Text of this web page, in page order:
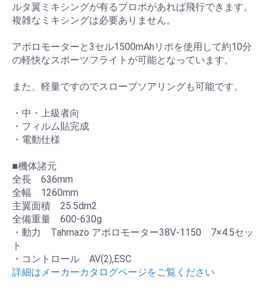
ルタ翼ミキシングが有るプロポがあれば飛行できます。
複雑なミキシングは必要ありません。
アポロモーターと3セル1500mAhリポを使用して約10分
の軽快なスポーツフライトが可能となっています。
また、軽量ですのでスロープソアリングも可能です。
・中・上級者向
・フィルム貼完成
・電動仕様
■機体諸元
全長 636mm
全幅 1260mm
主翼面積 25.5dm2
全備重量 600-630g
・動力 Tahmazo アポロモーター38V-1150 7×4.5セッ
ト
・コントロール AV(2),ESC
詳細はメーカーカタログページをご覧ください